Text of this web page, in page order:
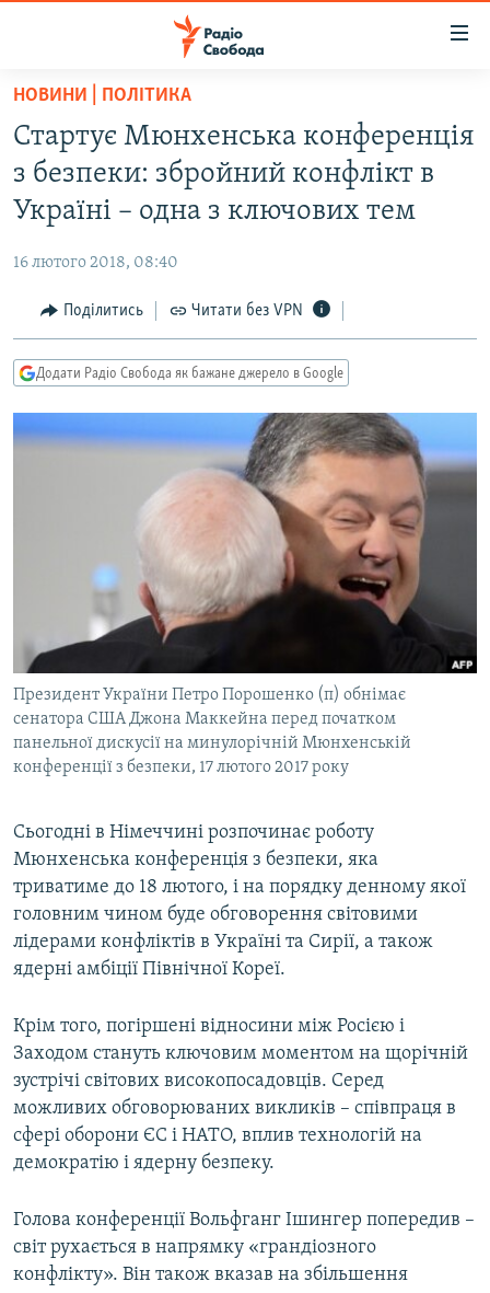
Перейти
основного
матеріалу
Перейти
до
основної
Перейти
до
пошуку
ВСЕ ЗА ДОБУ
СТАТТІ
СУСПІЛЬСТВО
УКРАЇНА
РОСІЙСЬКА «ФІЛЬТРАЦІЯ»
ДОНБАС.РЕАЛІЇ
ТИ ЯК?
СХЕМИ
МУЛЬТИМЕДІА
СПЕЦПРОЄКТИ
ПОДКАСТИ
КРИМ РЕАЛІЇ
РУС
УКР
ДОЛУЧАЙСЯ!
НОВИНИ | ПОЛІТИКА
Стартує Мюнхенська конференція
з безпеки: збройний конфлікт в
Україні – одна з ключових тем
16 лютого 2018, 08:40
Поділитись Читати без VPN
Додати Радіо Свобода як бажане джерело в Google
Президент України Петро Порошенко (п) обнімає
сенатора США Джона Маккейна перед початком
панельної дискусії на минулорічній Мюнхенській
конференції з безпеки, 17 лютого 2017 року
Сьогодні в Німеччині розпочинає роботу
Мюнхенська конференція з безпеки, яка
триватиме до 18 лютого, і на порядку денному якої
головним чином буде обговорення світовими
лідерами конфліктів в Україні та Сирії, а також
ядерні амбіції Північної Кореї.
Крім того, погіршені відносини між Росією і
Заходом стануть ключовим моментом на щорічній
зустрічі світових високопосадовців. Серед
можливих обговорюваних викликів – співпраця в
сфері оборони ЄС і НАТО, вплив технологій на
демократію і ядерну безпеку.
Голова конференції Вольфганг Ішингер попередив –
світ рухається в напрямку «грандіозного
конфлікту». Він також вказав на збільшення